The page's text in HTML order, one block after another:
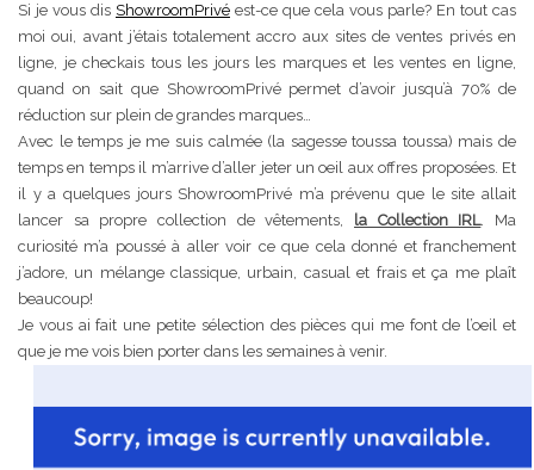
Si je vous dis ShowroomPrivé est-ce que cela vous parle? En tout cas
moi oui, avant j’étais totalement accro aux sites de ventes privés en
ligne, je checkais tous les jours les marques et les ventes en ligne,
quand on sait que ShowroomPrivé permet d’avoir jusqu’à 70% de
réduction sur plein de grandes marques…
Avec le temps je me suis calmée (la sagesse toussa toussa) mais de
temps en temps il m’arrive d’aller jeter un oeil aux offres proposées. Et
il y a quelques jours ShowroomPrivé m’a prévenu que le site allait
lancer sa propre collection de vêtements, la Collection IRL. Ma
curiosité m’a poussé à aller voir ce que cela donné et franchement
j’adore, un mélange classique, urbain, casual et frais et ça me plaît
beaucoup!
Je vous ai fait une petite sélection des pièces qui me font de l’oeil et
que je me vois bien porter dans les semaines à venir.